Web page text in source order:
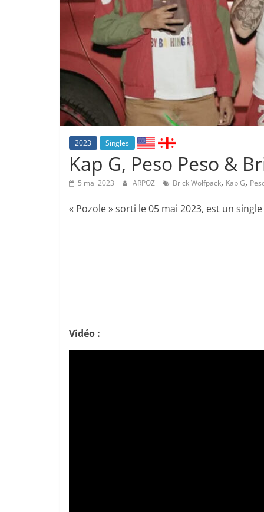
2023 Singles
Kap G, Peso Peso &
5 mai 2023 ARPOZ Brick Wolfpack, Kap G,
« Pozole » sorti le 05 mai 2023, est un
Vidéo :